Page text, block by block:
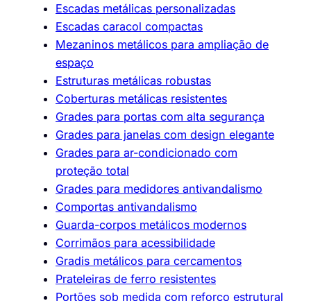
Escadas metálicas personalizadas
Escadas caracol compactas
Mezaninos metálicos para ampliação de
espaço
Estruturas metálicas robustas
Coberturas metálicas resistentes
Grades para portas com alta segurança
Grades para janelas com design elegante
Grades para ar-condicionado com
proteção total
Grades para medidores antivandalismo
Comportas antivandalismo
Guarda-corpos metálicos modernos
Corrimãos para acessibilidade
Gradis metálicos para cercamentos
Prateleiras de ferro resistentes
Portões sob medida com reforço estrutural